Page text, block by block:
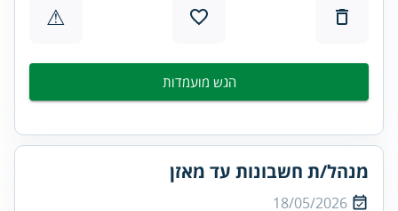
⚠
הגש מועמדות
מנהל/ת חשבונות עד מאזן
18/05/2026